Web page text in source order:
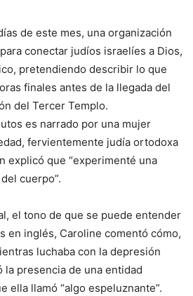
de este mes, una organización
conectar judíos israelíes a Dios,
pretendiendo describir lo que
finales antes de la llegada del
del Tercer Templo.
es narrado por una mujer
fervientemente judía ortodoxa
explicó que “experimenté una
cuerpo”.
el tono de que se puede entender
en inglés, Caroline comentó cómo,
luchaba con la depresión
presencia de una entidad
ella llamó “algo espeluznante”.